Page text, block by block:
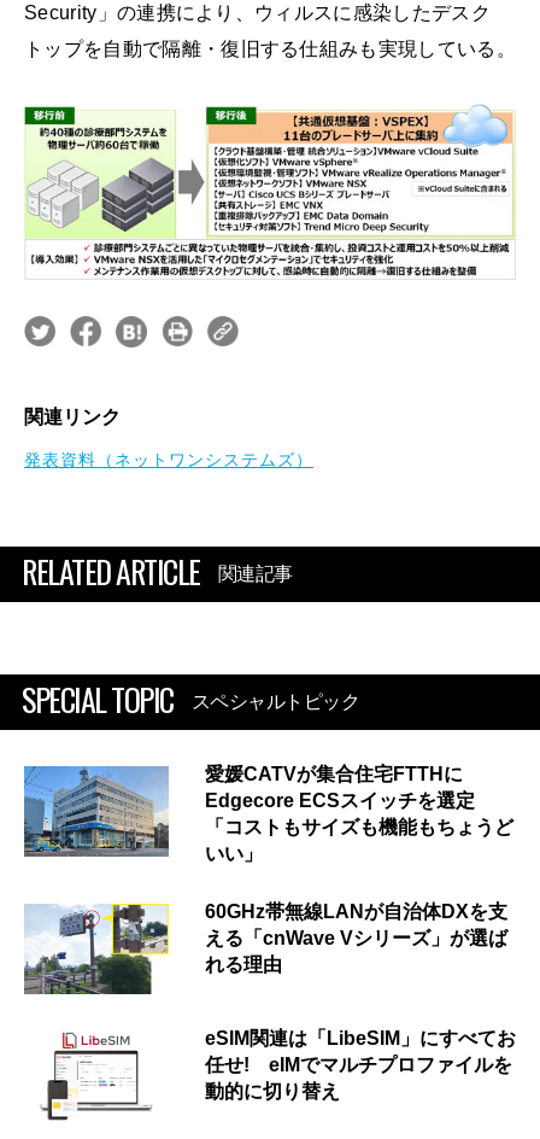
Security」の連携により、ウィルスに感染したデスク
トップを自動で隔離・復旧する仕組みも実現している。
関連リンク
発表資料（ネットワンシステムズ）
RELATED ARTICLE 関連記事
SPECIAL TOPIC スペシャルトピック
愛媛CATVが集合住宅FTTHに
Edgecore ECSスイッチを選定
「コストもサイズも機能もちょうど
いい」
60GHz帯無線LANが自治体DXを支
える「cnWave Vシリーズ」が選ば
れる理由
eSIM関連は「LibeSIM」にすべてお
任せ! eIMでマルチプロファイルを
動的に切り替え